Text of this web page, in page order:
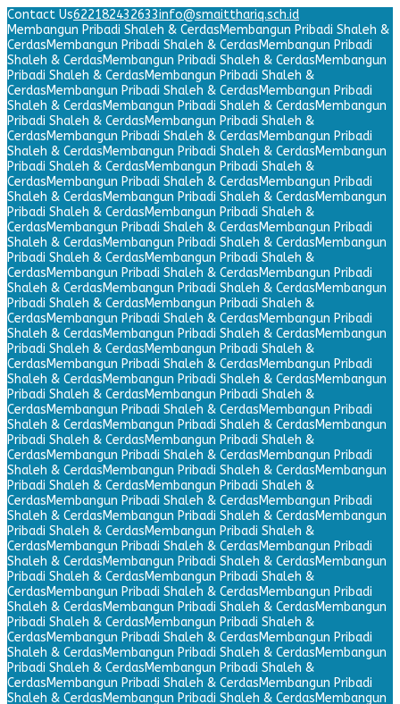
Contact Us622182432633info@smaitthariq.sch.id
Membangun Pribadi Shaleh & CerdasMembangun Pribadi Shaleh &
CerdasMembangun Pribadi Shaleh & CerdasMembangun Pribadi
Shaleh & CerdasMembangun Pribadi Shaleh & CerdasMembangun
Pribadi Shaleh & CerdasMembangun Pribadi Shaleh &
CerdasMembangun Pribadi Shaleh & CerdasMembangun Pribadi
Shaleh & CerdasMembangun Pribadi Shaleh & CerdasMembangun
Pribadi Shaleh & CerdasMembangun Pribadi Shaleh &
CerdasMembangun Pribadi Shaleh & CerdasMembangun Pribadi
Shaleh & CerdasMembangun Pribadi Shaleh & CerdasMembangun
Pribadi Shaleh & CerdasMembangun Pribadi Shaleh &
CerdasMembangun Pribadi Shaleh & CerdasMembangun Pribadi
Shaleh & CerdasMembangun Pribadi Shaleh & CerdasMembangun
Pribadi Shaleh & CerdasMembangun Pribadi Shaleh &
CerdasMembangun Pribadi Shaleh & CerdasMembangun Pribadi
Shaleh & CerdasMembangun Pribadi Shaleh & CerdasMembangun
Pribadi Shaleh & CerdasMembangun Pribadi Shaleh &
CerdasMembangun Pribadi Shaleh & CerdasMembangun Pribadi
Shaleh & CerdasMembangun Pribadi Shaleh & CerdasMembangun
Pribadi Shaleh & CerdasMembangun Pribadi Shaleh &
CerdasMembangun Pribadi Shaleh & CerdasMembangun Pribadi
Shaleh & CerdasMembangun Pribadi Shaleh & CerdasMembangun
Pribadi Shaleh & CerdasMembangun Pribadi Shaleh &
CerdasMembangun Pribadi Shaleh & CerdasMembangun Pribadi
Shaleh & CerdasMembangun Pribadi Shaleh & CerdasMembangun
Pribadi Shaleh & CerdasMembangun Pribadi Shaleh &
CerdasMembangun Pribadi Shaleh & CerdasMembangun Pribadi
Shaleh & CerdasMembangun Pribadi Shaleh & CerdasMembangun
Pribadi Shaleh & CerdasMembangun Pribadi Shaleh &
CerdasMembangun Pribadi Shaleh & CerdasMembangun Pribadi
Shaleh & CerdasMembangun Pribadi Shaleh & CerdasMembangun
Pribadi Shaleh & CerdasMembangun Pribadi Shaleh &
CerdasMembangun Pribadi Shaleh & CerdasMembangun Pribadi
Shaleh & CerdasMembangun Pribadi Shaleh & CerdasMembangun
Pribadi Shaleh & CerdasMembangun Pribadi Shaleh &
CerdasMembangun Pribadi Shaleh & CerdasMembangun Pribadi
Shaleh & CerdasMembangun Pribadi Shaleh & CerdasMembangun
Pribadi Shaleh & CerdasMembangun Pribadi Shaleh &
CerdasMembangun Pribadi Shaleh & CerdasMembangun Pribadi
Shaleh & CerdasMembangun Pribadi Shaleh & CerdasMembangun
Pribadi Shaleh & CerdasMembangun Pribadi Shaleh &
CerdasMembangun Pribadi Shaleh & CerdasMembangun Pribadi
Shaleh & CerdasMembangun Pribadi Shaleh & CerdasMembangun
Pribadi Shaleh & CerdasMembangun Pribadi Shaleh &
CerdasMembangun Pribadi Shaleh & CerdasMembangun Pribadi
Shaleh & CerdasMembangun Pribadi Shaleh & CerdasMembangun